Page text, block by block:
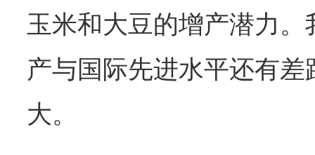
玉米和大豆的增产潜力
产与国际先进水平还有
大。